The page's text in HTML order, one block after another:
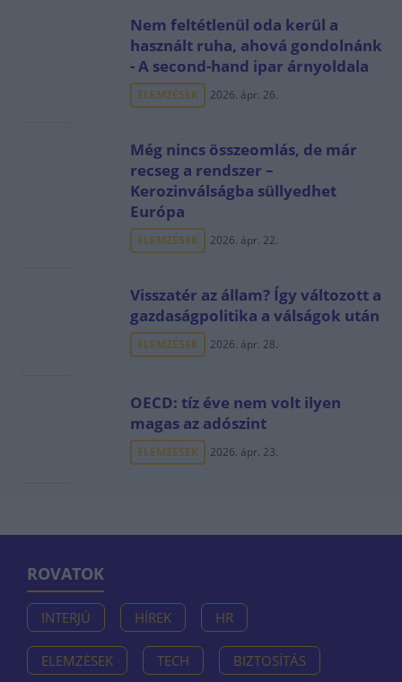
Nem feltétlenül oda kerül a
használt ruha, ahová gondolnánk
- A second-hand ipar árnyoldala
ELEMZÉSEK 2026. ápr. 26.
Még nincs összeomlás, de már
recseg a rendszer –
Kerozinválságba süllyedhet
Európa
ELEMZÉSEK 2026. ápr. 22.
Visszatér az állam? Így változott a
gazdaságpolitika a válságok után
ELEMZÉSEK 2026. ápr. 28.
OECD: tíz éve nem volt ilyen
magas az adószint
ELEMZÉSEK 2026. ápr. 23.
ROVATOK
INTERJÚ HÍREK HR
ELEMZÉSEK TECH BIZTOSÍTÁS